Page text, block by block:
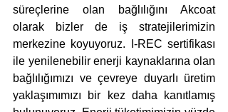
süreçlerine olan bağlılığını Akcoat
olarak bizler de iş stratejilerimizin
merkezine koyuyoruz. I-REC sertifikası
ile yenilenebilir enerji kaynaklarına olan
bağlılığımızı ve çevreye duyarlı üretim
yaklaşımımızı bir kez daha kanıtlamış